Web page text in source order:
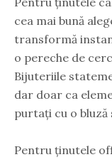
cea mai bună
transformă
o pereche de
Bijuteriile
dar doar ca
purtați cu o bluză
Pentru ținutele